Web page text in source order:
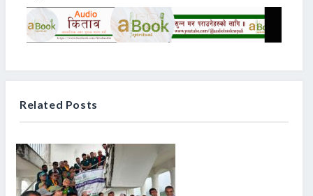
Related Posts